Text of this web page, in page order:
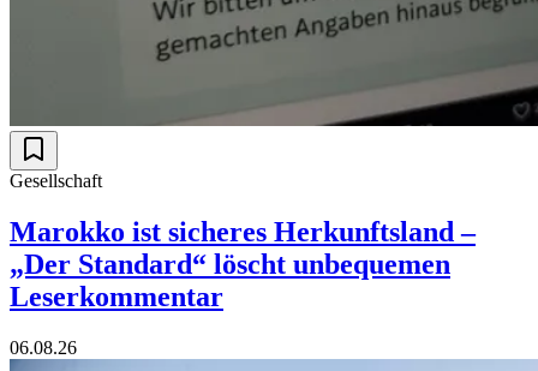
Gesellschaft
Marokko ist sicheres Herkunftsland –
„Der Standard“ löscht unbequemen
Leserkommentar
06.08.26